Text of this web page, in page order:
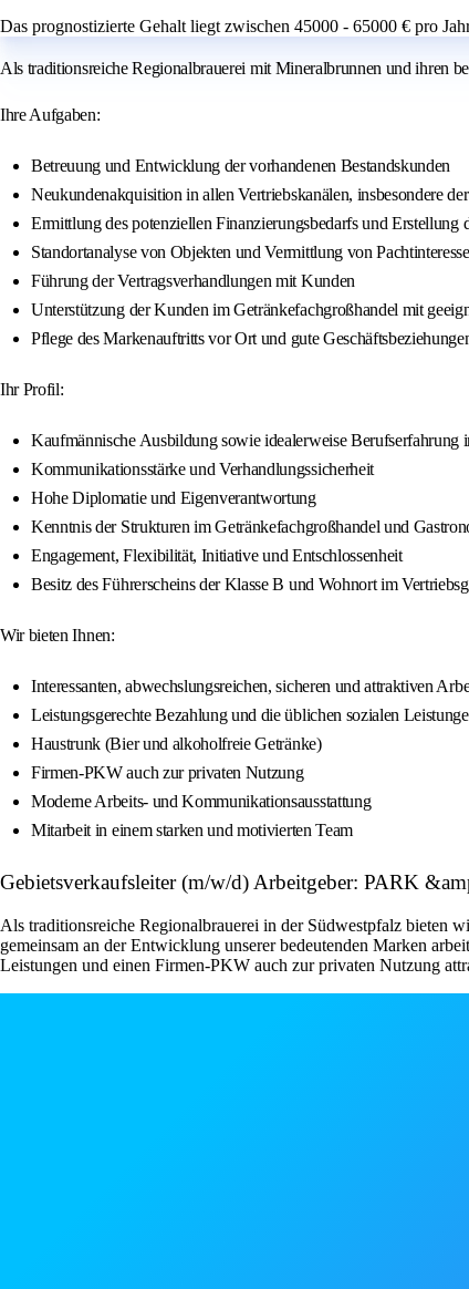
Das prognostizierte Gehalt liegt zwischen 45000 - 65000 € pro
Als traditionsreiche Regionalbrauerei mit Mineralbrunnen und
Ihre Aufgaben:
Betreuung und Entwicklung der vorhandenen Bestandskunden
Neukundenakquisition in allen Vertriebskanälen, insbesondere
Ermittlung des potenziellen Finanzierungsbedarfs und
Standortanalyse von Objekten und Vermittlung von
Führung der Vertragsverhandlungen mit Kunden
Unterstützung der Kunden im Getränkefachgroßhandel mit
Pflege des Markenauftritts vor Ort und gute
Ihr Profil:
Kaufmännische Ausbildung sowie idealerweise Berufserfahrung
Kommunikationsstärke und Verhandlungssicherheit
Hohe Diplomatie und Eigenverantwortung
Kenntnis der Strukturen im Getränkefachgroßhandel und
Engagement, Flexibilität, Initiative und Entschlossenheit
Besitz des Führerscheins der Klasse B und Wohnort im
Wir bieten Ihnen:
Interessanten, abwechslungsreichen, sicheren und attraktiven
Leistungsgerechte Bezahlung und die üblichen sozialen
Haustrunk (Bier und alkoholfreie Getränke)
Firmen-PKW auch zur privaten Nutzung
Moderne Arbeits- und Kommunikationsausstattung
Mitarbeit in einem starken und motivierten Team
Gebietsverkaufsleiter (m/w/d) Arbeitgeber: PARK
Als traditionsreiche Regionalbrauerei in der Südwestpfalz bieten
gemeinsam an der Entwicklung unserer bedeutenden Marken
Leistungen und einen Firmen-PKW auch zur privaten Nutzung